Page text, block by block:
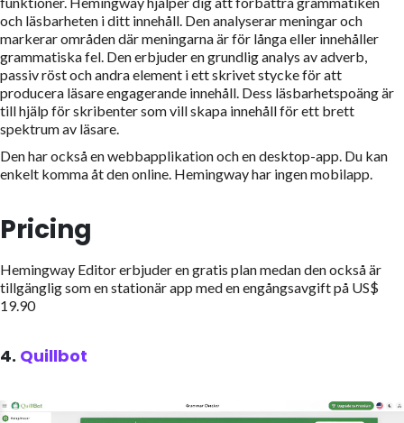
och läsbarheten i ditt innehåll. Den analyserar meningar och
markerar områden där meningarna är för långa eller innehåller
grammatiska fel. Den erbjuder en grundlig analys av adverb,
passiv röst och andra element i ett skrivet stycke för att
producera läsare engagerande innehåll. Dess läsbarhetspoäng är
till hjälp för skribenter som vill skapa innehåll för ett brett
spektrum av läsare.
Den har också en webbapplikation och en desktop-app. Du kan
enkelt komma åt den online. Hemingway har ingen mobilapp.
Pricing
Hemingway Editor erbjuder en gratis plan medan den också är
tillgänglig som en stationär app med en engångsavgift på US$
19.90
4. Quillbot